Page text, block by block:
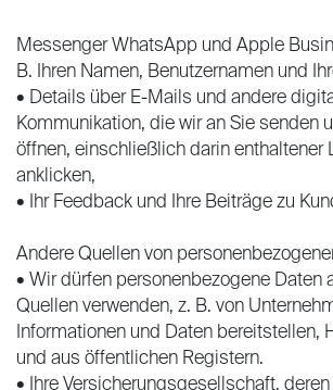
Messenger WhatsApp und Apple
B. Ihren Namen, Benutzernamen und
• Details über E-Mails und andere
Kommunikation, die wir an Sie senden
öffnen, einschließlich darin enthaltener
anklicken,
• Ihr Feedback und Ihre Beiträge zu
Andere Quellen von
• Wir dürfen personenbezogene Daten
Quellen verwenden, z. B. von
Informationen und Daten bereitstellen,
und aus öffentlichen Registern.
• Ihre Versicherungsgesellschaft, deren